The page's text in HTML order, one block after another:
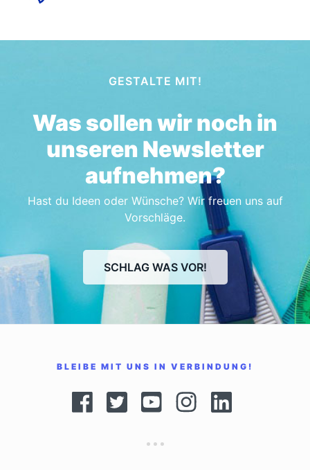
GESTALTE MIT!
Was sollen wir noch in
unseren Newsletter
aufnehmen?
Hast du Ideen oder Wünsche? Wir freuen uns auf
Vorschläge.
SCHLAG WAS VOR!
BLEIBE MIT UNS IN VERBINDUNG!